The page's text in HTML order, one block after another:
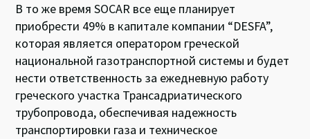
В то же время SOCAR все еще планирует
приобрести 49% в капитале компании “DESFA”,
которая является оператором греческой
национальной газотранспортной системы и будет
нести ответственность за ежедневную работу
греческого участка Трансадриатического
трубопровода, обеспечивая надежность
транспортировки газа и техническое